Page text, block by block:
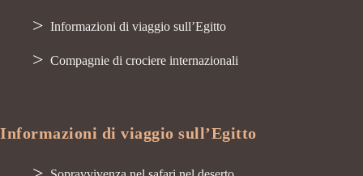
Informazioni di viaggio sull’Egitto
Compagnie di crociere internazionali
Informazioni di viaggio sull’Egitto